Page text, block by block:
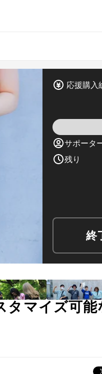
応援購入
サポータ
残り
終
タマイズ可能